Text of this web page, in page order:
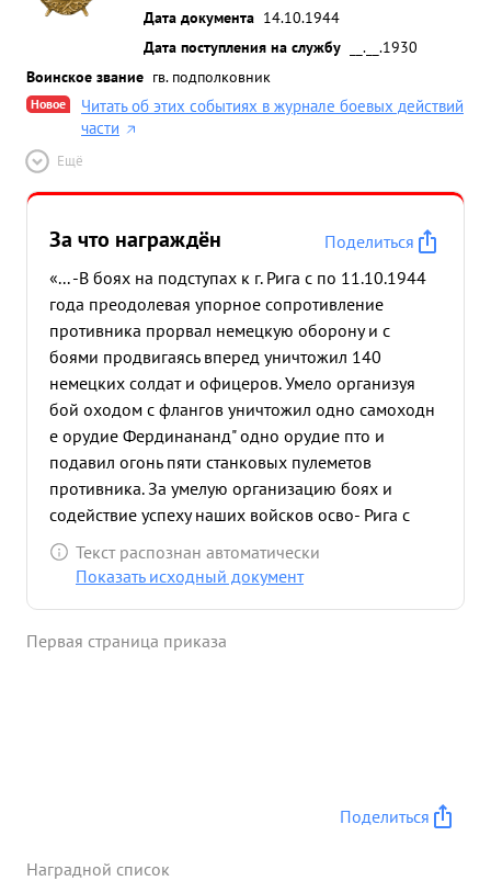
Дата документа 14.10.1944
Дата поступления на службу
__.__.1930
Воинское звание гв. подполковник
Новое
Читать об этих событиях в журнале боевых действий
части
Ещё
За что награждён
Поделиться
«... -В боях на подступах к г. Рига с по 11.10.1944
года преодолевая упорное сопротивление
противника прорвал немецкую оборону и с
боями продвигаясь вперед уничтожил 140
немецких солдат и офицеров. Умело организуя
бой оходом с флангов уничтожил одно самоходн
е орудие Фердинананд" одно орудие пто и
подавил огонь пяти станковых пулеметов
противника. За умелую организацию боях и
содействие успеху наших войсков осво- Рига с
также за личную инициативу и храбрость
рождении гор. ...»
Текст распознан автоматически
Показать исходный документ
Первая страница приказа
Поделиться
Наградной список